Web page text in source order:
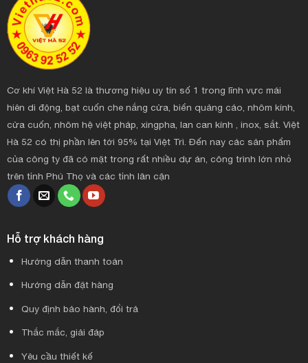
Cơ khí Việt Hà 52 là thương hiệu uy tín số 1 trong lĩnh vực mái
hiên di động, bạt cuốn che nắng cửa, biển quảng cáo, nhôm kính,
cửa cuốn, nhôm hệ việt pháp, xingpha, lan can kính , inox, sắt. Việt
Hà 52 có thị phần lên tới 95% tại Việt Trì. Đến nay các sản phẩm
của công ty đã có mặt trong rất nhiều dự án, công trình lớn nhỏ
trên tỉnh Phú Thọ và các tỉnh lân cận
Hỗ trợ khách hàng
Hướng dẫn thanh toán
Hướng dẫn đặt hàng
Quy định bảo hành, đổi trả
Thắc mắc, giải đáp
Yêu cầu thiết kế